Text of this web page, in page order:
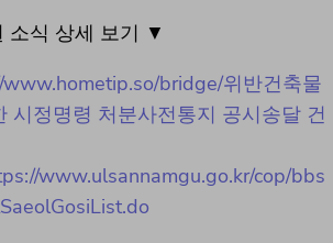
소식 상세 보기 ▼
bridge/위반건축물
시정명령 처분사전통지 공시송달 건
www.ulsannamgu.go.kr/cop/bbs